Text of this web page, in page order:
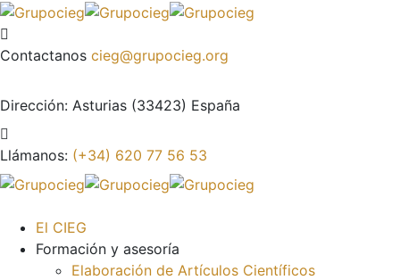
Contactanos cieg@grupocieg.org
Dirección: Asturias (33423) España
Llámanos: (+34) 620 77 56 53
El CIEG
Formación y asesoría
Elaboración de Artículos Científicos